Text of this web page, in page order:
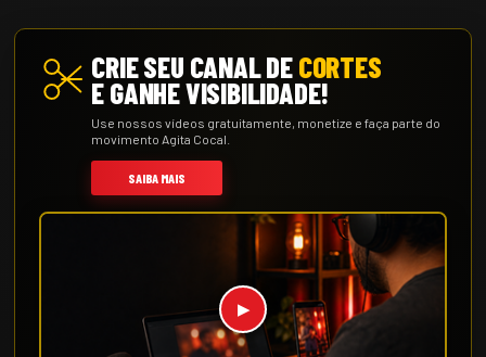
CRIE SEU CANAL DECORTES
E GANHE VISIBILIDADE!
Use nossos vídeos gratuitamente, monetize e faça parte do
movimento Agita Cocal.
SAIBA MAIS
▶